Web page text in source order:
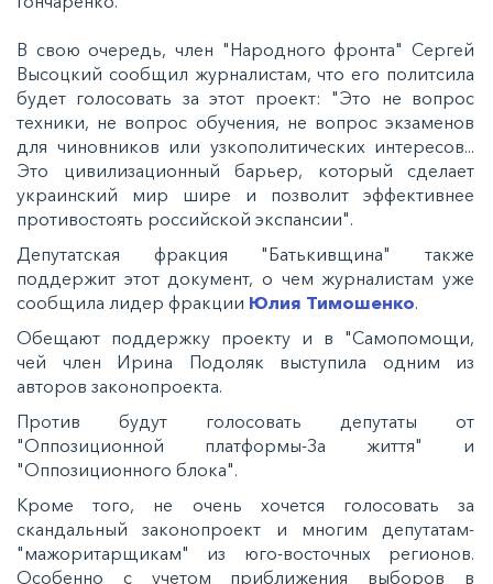
В свою очередь, член "Народного фронта" Сергей
Высоцкий сообщил журналистам, что его политсила
будет голосовать за этот проект: "Это не вопрос
техники, не вопрос обучения, не вопрос экзаменов
для чиновников или узкополитических интересов...
Это цивилизационный барьер, который сделает
украинский мир шире и позволит эффективнее
противостоять российской экспансии".
Депутатская фракция "Батькивщина" также
поддержит этот документ, о чем журналистам уже
сообщила лидер фракции Юлия Тимошенко.
Обещают поддержку проекту и в "Самопомощи,
чей член Ирина Подоляк выступила одним из
авторов законопроекта.
Против будут голосовать депутаты от
"Оппозиционной платформы-За життя" и
"Оппозиционного блока".
Кроме того, не очень хочется голосовать за
скандальный законопроект и многим депутатам-
"мажоритарщикам" из юго-восточных регионов.
Особенно с учетом приближения выборов в